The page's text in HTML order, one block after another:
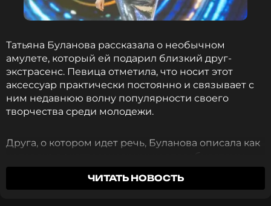
Татьяна Буланова рассказала о необычном
амулете, который ей подарил близкий друг-
экстрасенс. Певица отметила, что носит этот
аксессуар практически постоянно и связывает с
ним недавнюю волну популярности своего
творчества среди молодежи.
Друга, о котором идет речь, Буланова описала как
человека с экстрасенсорными способностями,
однако его имя раскрывать не стала — чтобы не
привлекать лишнего внимания. По словам
ЧИТАТЬ НОВОСТЬ